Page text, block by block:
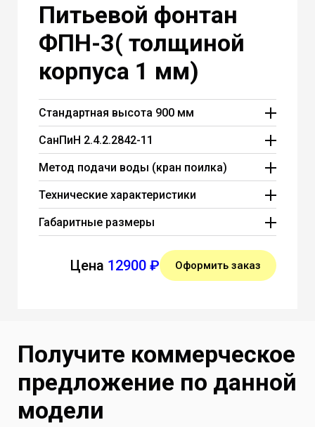
Питьевой фонтан
ФПН-3( толщиной
корпуса 1 мм)
Стандартная высота 900 мм
СанПиН 2.4.2.2842-11
Метод подачи воды (кран поилка)
Технические характеристики
Материал корпуса оцинкованная сталь
1,2 мм с полимерным покрытием
Производительность до 200 л/час
Стандартное подключение к
Рабочий диапазон температуры от +1
до +50 С
Максимальное давление воды в
системе до 7 атм
Габаритные размеры
Габаритные размеры питьевого фонтана
260*360*900
Оформить заказ
Цена 12900 ₽
Получите коммерческое
предложение по данной
модели